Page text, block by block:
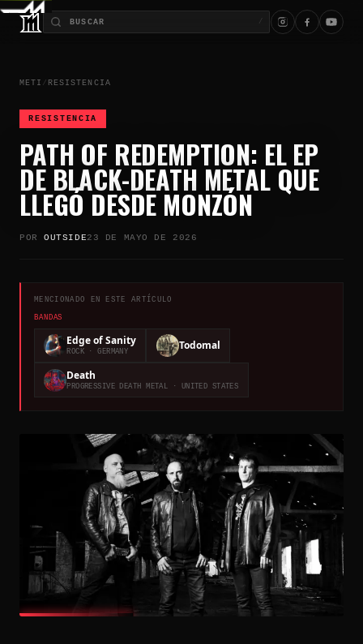
METI / RESISTENCIA
RESISTENCIA
PATH OF REDEMPTION: EL EP
DE BLACK-DEATH METAL QUE
LLEGÓ DESDE MONZÓN
POR OUTSIDE23 DE MAYO DE 2026
MENCIONADO EN ESTE ARTÍCULO
BANDAS
Edge of Sanity
ROCK· GERMANY Todomal
Death
PROGRESSIVE DEATH METAL · UNITED STATES